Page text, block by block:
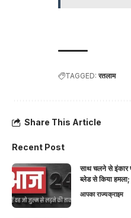
TAGGED: रतलाम
Share This Article
Recent Post
साथ चलने से इंकार
ब्लेड से किया हमला;
आपका राज्यक्राइम